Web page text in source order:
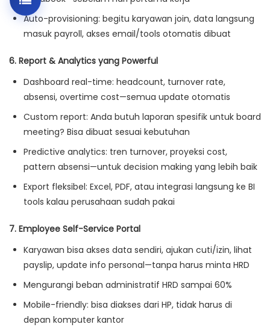
Auto-provisioning: begitu karyawan join, data langsung
masuk payroll, akses email/tools otomatis dibuat
6. Report & Analytics yang Powerful
Dashboard real-time: headcount, turnover rate,
absensi, overtime cost—semua update otomatis
Custom report: Anda butuh laporan spesifik untuk board
meeting? Bisa dibuat sesuai kebutuhan
Predictive analytics: tren turnover, proyeksi cost,
pattern absensi—untuk decision making yang lebih baik
Export fleksibel: Excel, PDF, atau integrasi langsung ke BI
tools kalau perusahaan sudah pakai
7. Employee Self-Service Portal
Karyawan bisa akses data sendiri, ajukan cuti/izin, lihat
payslip, update info personal—tanpa harus minta HRD
Mengurangi beban administratif HRD sampai 60%
Mobile-friendly: bisa diakses dari HP, tidak harus di
depan komputer kantor